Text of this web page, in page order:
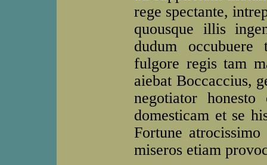
rege spectante,
quousque illis
dudum
fulgore regis tam
aiebat Boccaccius,
negotiator
domesticam et se
Fortune
miseros etiam